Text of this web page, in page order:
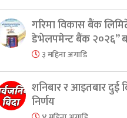
गरिमा विकास बैंक
डेभेलपमेन्ट बैंक २०२६”
३ महिना अगाडि
शनिबार र आइतबार दुई
निर्णय